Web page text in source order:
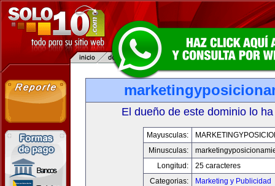
El dueño de este dominio lo
Mayusculas:
Minusculas:
Longitud:
25 caracteres
Categorias:
Marketing y Publicidad